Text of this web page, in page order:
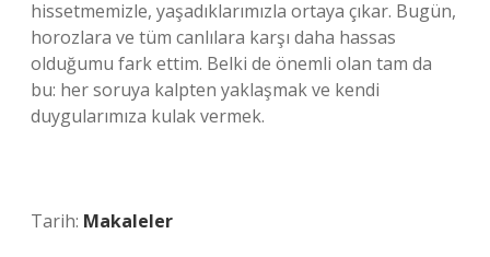
hissetmemizle, yaşadıklarımızla ortaya çıkar. Bugün,
horozlara ve tüm canlılara karşı daha hassas
olduğumu fark ettim. Belki de önemli olan tam da
bu: her soruya kalpten yaklaşmak ve kendi
duygularımıza kulak vermek.
Tarih: Makaleler